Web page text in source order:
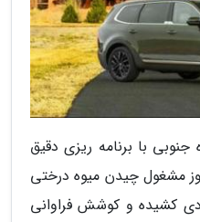
با برنامه ریزی دقیق
مشغول چیدن میوه درختی
کشیده و کوشش فراوانی